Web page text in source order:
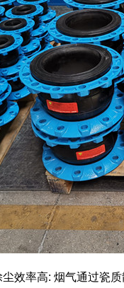
尘效率高: 烟气通过瓷